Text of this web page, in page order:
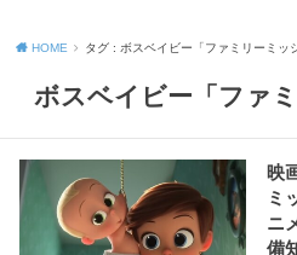
HOME タグ : ボスベイビー「ファミリーミッ
ボスベイビー「ファ
映
ミ
ニ
備